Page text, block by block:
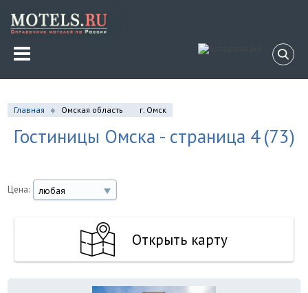
Главная Омская область г. Омск
Гостиницы Омска - страница 4(73)
Цена: любая
Открыть карту